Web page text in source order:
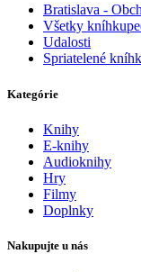
Bratislava -
Všetky
Udalosti
Spriatelené
Kategórie
Knihy
E-knihy
Audioknihy
Hry
Filmy
Doplnky
Nakupujte u nás